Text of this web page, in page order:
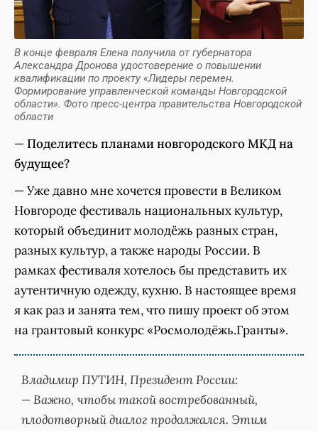
В конце февраля Елена получила от губернатора
Александра Дронова удостоверение о повышении
квалификации по проекту «Лидеры перемен.
Формирование управленческой команды Новгородской
области». Фото пресс-центра правительства Новгородской
области
— Поделитесь планами новгородского МКД на
будущее?
— Уже давно мне хочется провести в Великом
Новгороде фестиваль национальных культур,
который объединит молодёжь разных стран,
разных культур, а также народы России. В
рамках фестиваля хотелось бы представить их
аутентичную одежду, кухню. В настоящее время
я как раз и занята тем, что пишу проект об этом
на грантовый конкурс «Росмолодёжь.Гранты».
Владимир ПУТИН, Президент России:
— Важно, чтобы такой востребованный,
плодотворный диалог продолжался. Этим